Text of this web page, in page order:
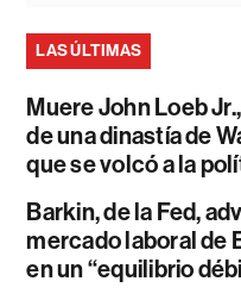
LAS ÚLTIMAS
Muere John Loeb
de una dinastía de
que se volcó a la
Barkin, de la Fed,
mercado laboral de
en un “equilibrio